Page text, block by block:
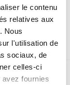
le contenu
relatives aux
Nous
l'utilisation de
sociaux, de
celles-ci
fournies